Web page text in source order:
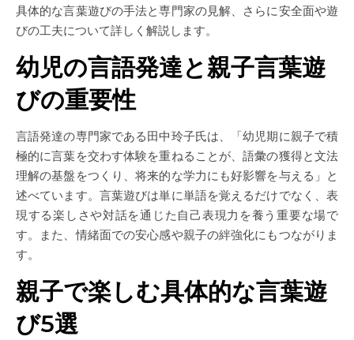
具体的な言葉遊びの手法と専門家の見解、さらに安全面や遊
びの工夫について詳しく解説します。
幼児の言語発達と親子言葉遊
びの重要性
言語発達の専門家である田中玲子氏は、「幼児期に親子で積
極的に言葉を交わす体験を重ねることが、語彙の獲得と文法
理解の基盤をつくり、将来的な学力にも好影響を与える」と
述べています。言葉遊びは単に単語を覚えるだけでなく、表
現する楽しさや対話を通じた自己表現力を養う重要な場で
す。また、情緒面での安心感や親子の絆強化にもつながりま
す。
親子で楽しむ具体的な言葉遊
び5選